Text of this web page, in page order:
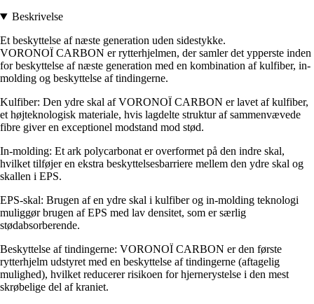
Beskrivelse
Et beskyttelse af næste generation uden sidestykke.
VORONOÏ CARBON er rytterhjelmen, der samler det ypperste inden
for beskyttelse af næste generation med en kombination af kulfiber, in-
molding og beskyttelse af tindingerne.
Kulfiber: Den ydre skal af VORONOÏ CARBON er lavet af kulfiber,
et højteknologisk materiale, hvis lagdelte struktur af sammenvævede
fibre giver en exceptionel modstand mod stød.
In-molding: Et ark polycarbonat er overformet på den indre skal,
hvilket tilføjer en ekstra beskyttelsesbarriere mellem den ydre skal og
skallen i EPS.
EPS-skal: Brugen af en ydre skal i kulfiber og in-molding teknologi
muliggør brugen af EPS med lav densitet, som er særlig
stødabsorberende.
Beskyttelse af tindingerne: VORONOÏ CARBON er den første
rytterhjelm udstyret med en beskyttelse af tindingerne (aftagelig
mulighed), hvilket reducerer risikoen for hjernerystelse i den mest
skrøbelige del af kraniet.